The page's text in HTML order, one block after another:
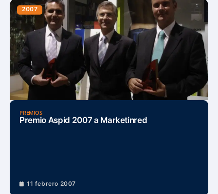
2007
PREMIOS
Premio Aspid 2007 a Marketinred
11 febrero 2007